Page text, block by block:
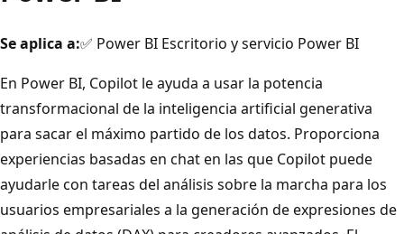
Se aplica a:✅ Power BI Escritorio y servicio Power BI
En Power BI, Copilot le ayuda a usar la potencia
transformacional de la inteligencia artificial generativa
para sacar el máximo partido de los datos. Proporciona
experiencias basadas en chat en las que Copilot puede
ayudarle con tareas del análisis sobre la marcha para los
usuarios empresariales a la generación de expresiones de